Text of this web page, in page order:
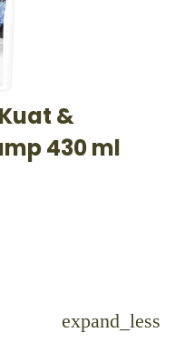
&
430 ml